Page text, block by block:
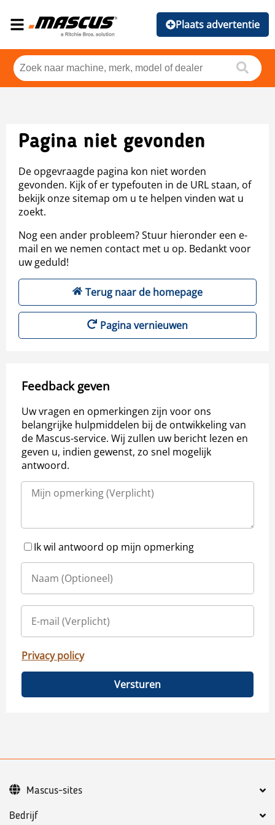
Plaats advertentie
Pagina niet gevonden
De opgevraagde pagina kon niet worden
gevonden. Kijk of er typefouten in de URL staan, of
bekijk onze sitemap om u te helpen vinden wat u
zoekt.
Nog een ander probleem? Stuur hieronder een e-
mail en we nemen contact met u op. Bedankt voor
uw geduld!
Terug naar de homepage
Pagina vernieuwen
Feedback geven
Uw vragen en opmerkingen zijn voor ons
belangrijke hulpmiddelen bij de ontwikkeling van
de Mascus-service. Wij zullen uw bericht lezen en
geven u, indien gewenst, zo snel mogelijk
antwoord.
Ik wil antwoord op mijn opmerking
Privacy policy
Versturen
Bedrijf
Mascus-sites